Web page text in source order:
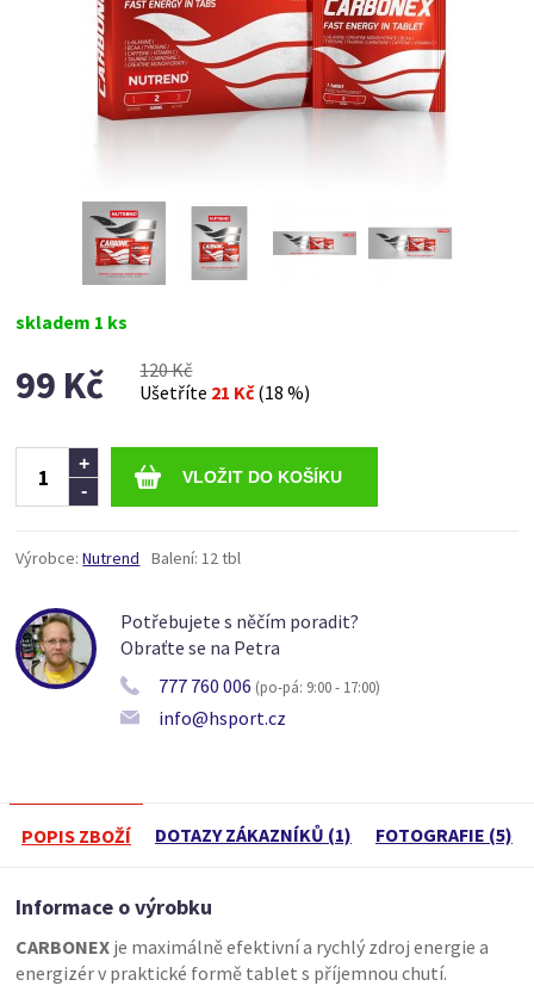
skladem 1 ks
99 Kč
120 Kč
Ušetříte 21 Kč(18 %)
-
+
Výrobce: Nutrend Balení: 12 tbl
Potřebujete s něčím poradit?
Obraťte se na Petra
777 760 006 (po-pá: 9:00 - 17:00)
info@hsport.cz
POPIS ZBOŽÍ DOTAZY ZÁKAZNÍKŮ (1) FOTOGRAFIE (5)
Informace o výrobku
CARBONEX je maximálně efektivní a rychlý zdroj energie a
energizér v praktické formě tablet s příjemnou chutí.